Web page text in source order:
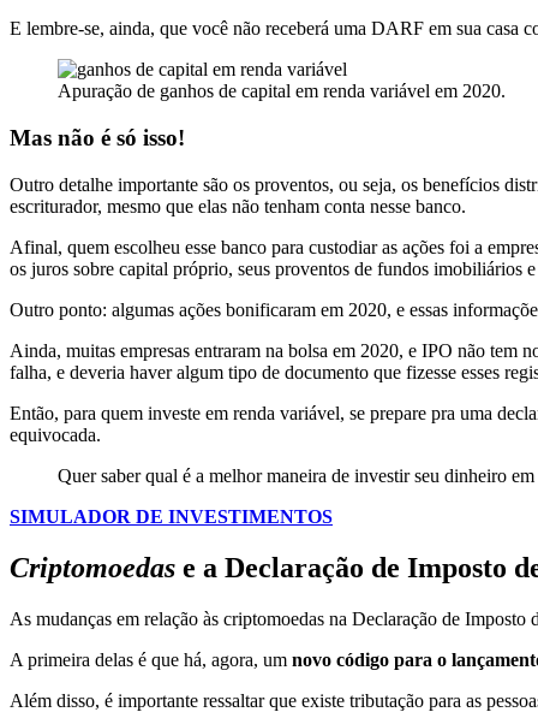
E lembre-se, ainda, que você não receberá uma DARF em sua casa
Apuração de ganhos de capital em renda variável em 2020.
Mas não é só isso!
Outro detalhe importante são os proventos, ou seja, os benefícios
escriturador, mesmo que elas não tenham conta nesse banco.
Afinal, quem escolheu esse banco para custodiar as ações foi a
os juros sobre capital próprio, seus proventos de fundos imobiliários
Outro ponto: algumas ações bonificaram em 2020, e essas
Ainda, muitas empresas entraram na bolsa em 2020, e IPO não tem
falha, e deveria haver algum tipo de documento que fizesse esses
Então, para quem investe em renda variável, se prepare pra uma
equivocada.
Quer saber qual é a melhor maneira de investir seu dinheiro
SIMULADOR DE INVESTIMENTOS
Criptomoedas e a Declaração de Imposto
As mudanças em relação às criptomoedas na Declaração de Imposto
A primeira delas é que há, agora, um novo código para o
Além disso, é importante ressaltar que existe tributação para as